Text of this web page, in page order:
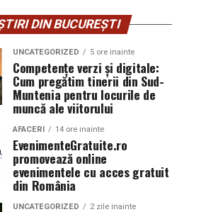
DIN BUCUREȘTI
UNCATEGORIZED 5 ore inainte
Competențe verzi și digitale:
Cum pregătim tinerii din Sud-
Muntenia pentru locurile de
muncă ale viitorului
AFACERI 14 ore inainte
EvenimenteGratuite.ro
promovează online
evenimentele cu acces gratuit
din România
UNCATEGORIZED 2 zile inainte